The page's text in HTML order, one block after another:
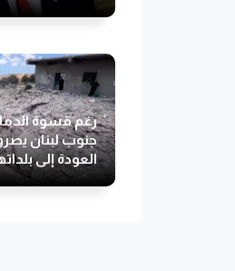
رغم قسوة
جنوب لبنان
العودة إلى